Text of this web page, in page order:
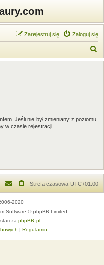
Zaloguj się
Zarejestruj się
z
Jeśli nie był zmieniany z poziomu
w czasie rejestracji.
Strefa czasowa UTC+01:00
2020
Software © phpBB Limited
phpBB.pl
| Regulamin